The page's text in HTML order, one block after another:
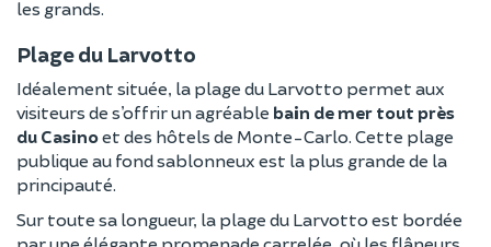
les grands.
Plage du Larvotto
Idéalement située, la plage du Larvotto permet aux
visiteurs de s’offrir un agréable bain de mer tout près
du Casinoet des hôtels de Monte-Carlo. Cette plage
publique au fond sablonneux est la plus grande de la
principauté.
Sur toute sa longueur, la plage du Larvotto est bordée
par une élégante promenade carrelée, où les flâneurs